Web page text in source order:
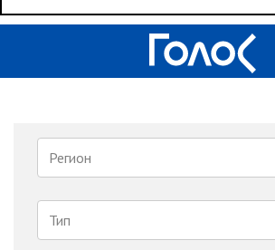
Регион
Тип